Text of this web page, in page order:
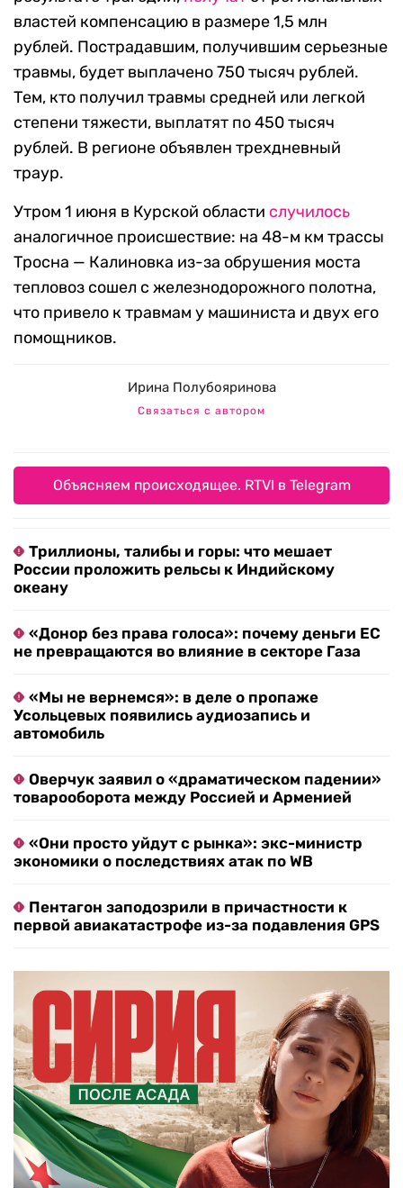
властей компенсацию в размере 1,5 млн
рублей. Пострадавшим, получившим серьезные
травмы, будет выплачено 750 тысяч рублей.
Тем, кто получил травмы средней или легкой
степени тяжести, выплатят по 450 тысяч
рублей. В регионе объявлен трехдневный
траур.
Утром 1 июня в Курской области случилось
аналогичное происшествие: на 48-м км трассы
Тросна — Калиновка из-за обрушения моста
тепловоз сошел с железнодорожного полотна,
что привело к травмам у машиниста и двух его
помощников.
Ирина Полубояринова
Связаться с автором
Объясняем происходящее. RTVI в Telegram
Триллионы, талибы и горы: что мешает
России проложить рельсы к Индийскому
океану
«Донор без права голоса»: почему деньги ЕС
не превращаются во влияние в секторе Газа
«Мы не вернемся»: в деле о пропаже
Усольцевых появились аудиозапись и
автомобиль
Оверчук заявил о «драматическом падении»
товарооборота между Россией и Арменией
«Они просто уйдут с рынка»: экс-министр
экономики о последствиях атак по WB
Пентагон заподозрили в причастности к
первой авиакатастрофе из-за подавления GPS